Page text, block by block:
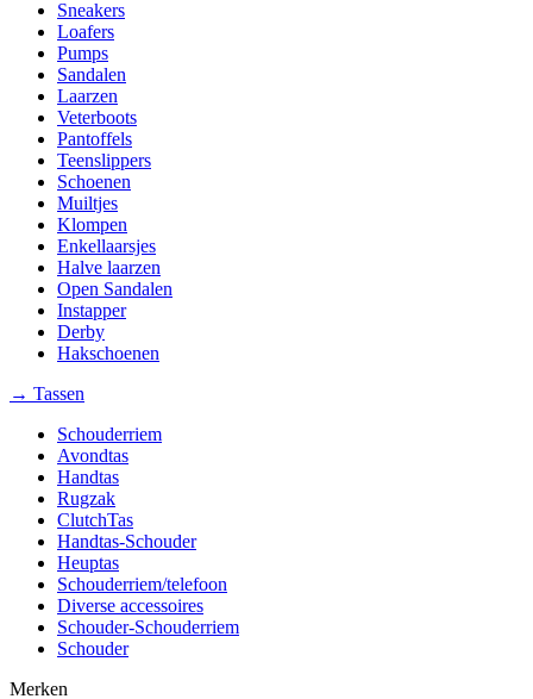
Sneakers
Loafers
Pumps
Sandalen
Laarzen
Veterboots
Pantoffels
Teenslippers
Schoenen
Muiltjes
Klompen
Enkellaarsjes
Halve laarzen
Open Sandalen
Instapper
Derby
Hakschoenen
→ Tassen
Schouderriem
Avondtas
Handtas
Rugzak
ClutchTas
Handtas-Schouder
Heuptas
Schouderriem/telefoon
Diverse accessoires
Schouder-Schouderriem
Schouder
Merken